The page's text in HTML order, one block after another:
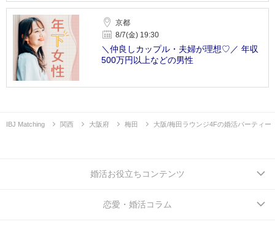
京都
8/7(金) 19:30
＼仲良しカップル・夫婦が理想♡／ 年収
500万円以上などの男性
IBJ Matching 関西 大阪府 梅田 大阪/梅田ラウンジ4Fの婚活パーティー
婚活お役立ちコンテンツ
恋愛・婚活コラム